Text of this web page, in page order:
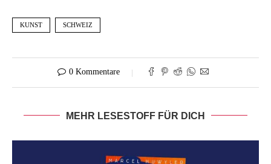
KUNST SCHWEIZ
0 Kommentare
MEHR LESESTOFF FÜR DICH